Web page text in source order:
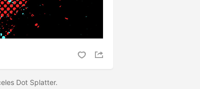
Dot Splatter.